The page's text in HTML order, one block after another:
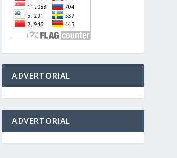
ADVERTORIAL
ADVERTORIAL